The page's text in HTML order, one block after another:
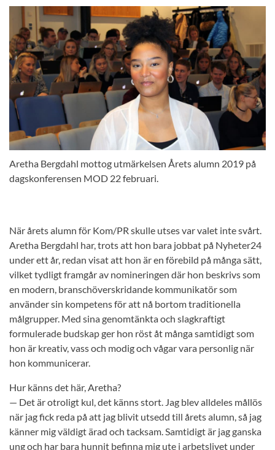
Aretha Bergdahl mottog utmärkelsen Årets alumn 2019 på
dagskonferensen MOD 22 februari.
När årets alumn för Kom/PR skulle utses var valet inte svårt.
Aretha Bergdahl har, trots att hon bara jobbat på Nyheter24
under ett år, redan visat att hon är en förebild på många sätt,
vilket tydligt framgår av nomineringen där hon beskrivs som
en modern, branschöverskridande kommunikatör som
använder sin kompetens för att nå bortom traditionella
målgrupper. Med sina genomtänkta och slagkraftigt
formulerade budskap ger hon röst åt många samtidigt som
hon är kreativ, vass och modig och vågar vara personlig när
hon kommunicerar.
Hur känns det här, Aretha?
— Det är otroligt kul, det känns stort. Jag blev alldeles mållös
när jag fick reda på att jag blivit utsedd till årets alumn, så jag
känner mig väldigt ärad och tacksam. Samtidigt är jag ganska
ung och har bara hunnit befinna mig ute i arbetslivet under